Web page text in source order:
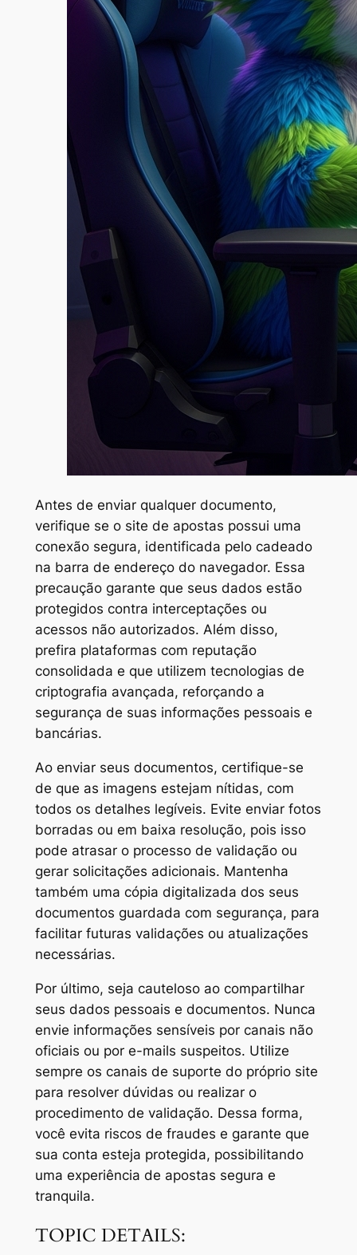
Antes de enviar qualquer documento,
verifique se o site de apostas possui uma
conexão segura, identificada pelo cadeado
na barra de endereço do navegador. Essa
precaução garante que seus dados estão
protegidos contra interceptações ou
acessos não autorizados. Além disso,
prefira plataformas com reputação
consolidada e que utilizem tecnologias de
criptografia avançada, reforçando a
segurança de suas informações pessoais e
bancárias.
Ao enviar seus documentos, certifique-se
de que as imagens estejam nítidas, com
todos os detalhes legíveis. Evite enviar fotos
borradas ou em baixa resolução, pois isso
pode atrasar o processo de validação ou
gerar solicitações adicionais. Mantenha
também uma cópia digitalizada dos seus
documentos guardada com segurança, para
facilitar futuras validações ou atualizações
necessárias.
Por último, seja cauteloso ao compartilhar
seus dados pessoais e documentos. Nunca
envie informações sensíveis por canais não
oficiais ou por e-mails suspeitos. Utilize
sempre os canais de suporte do próprio site
para resolver dúvidas ou realizar o
procedimento de validação. Dessa forma,
você evita riscos de fraudes e garante que
sua conta esteja protegida, possibilitando
uma experiência de apostas segura e
tranquila.
TOPIC DETAILS: